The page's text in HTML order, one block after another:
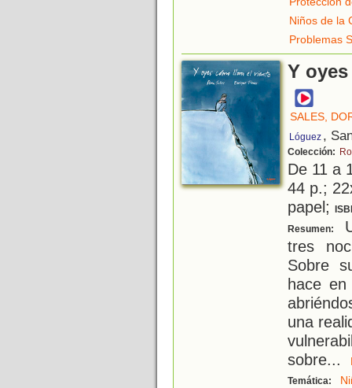
Niños de la
Problemas
Y
SALES,
Lóguez ,
Colección:
De 11 a
44 p.;
papel;
Resumen:
tres
Sobre
hace en
una
sobre...
Temática: